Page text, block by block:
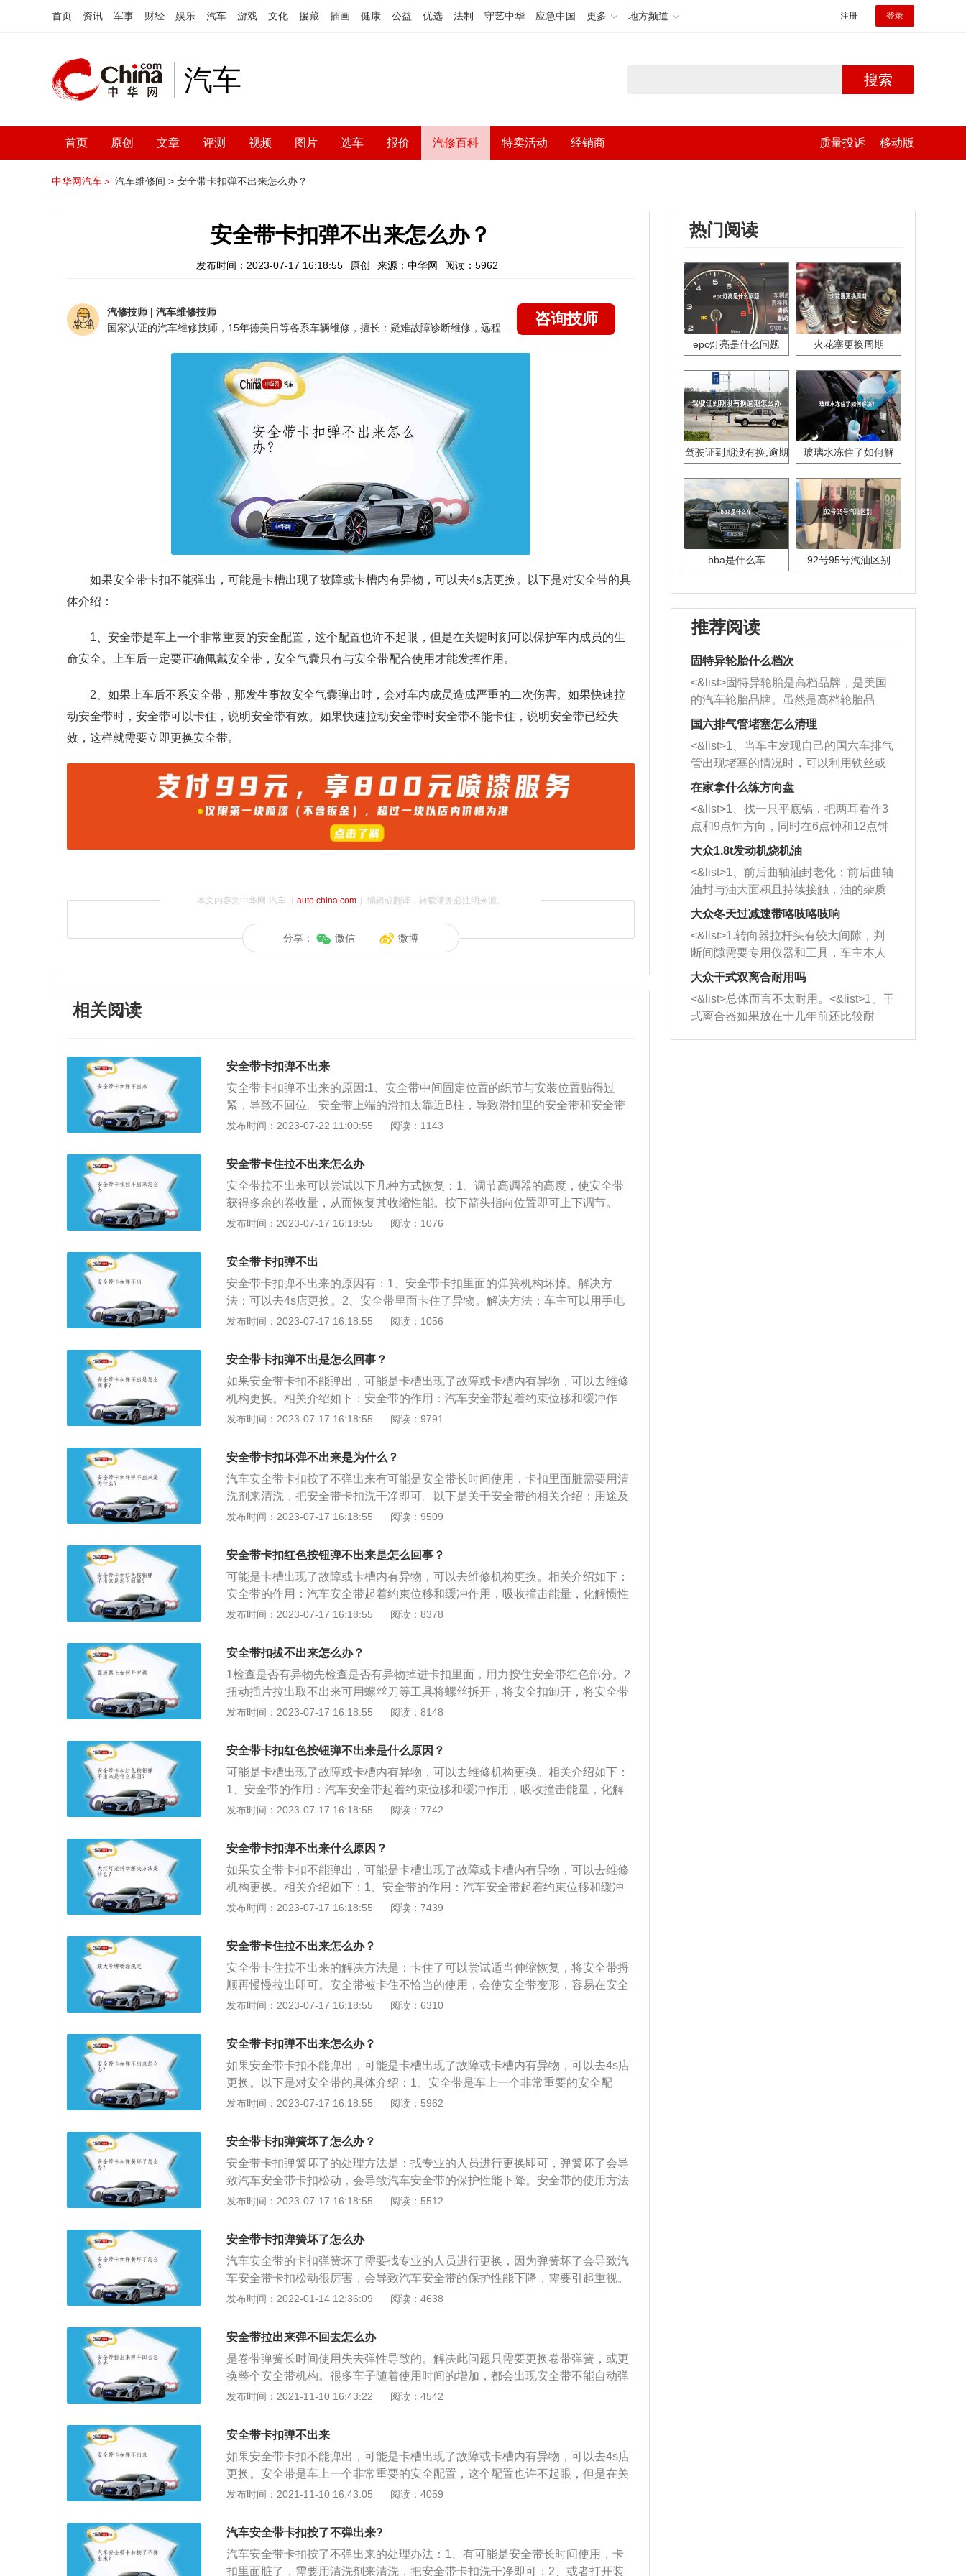
首页 资讯 军事 财经 娱乐 汽车 游戏 文化 援藏 插画 健康 公益 优选 法制 守艺中华 应急中国 更多 地方频道 注册 登录
汽车 搜索
首页 原创 文章 评测 视频 图片 选车 报价 汽修百科 特卖活动 经销商 质量投诉 移动版
中华网汽车＞ 汽车维修间 > 安全带卡扣弹不出来怎么办？
安全带卡扣弹不出来怎么办？
发布时间：2023-07-17 16:18:55 原创 来源：中华网 阅读：5962
汽修技师 | 汽车维修技师
咨询技师
如果安全带卡扣不能弹出，可能是卡槽出现了故障或卡槽内有异物，可以去4s店更换。以下是对安全带的具
体介绍：
1、安全带是车上一个非常重要的安全配置，这个配置也许不起眼，但是在关键时刻可以保护车内成员的生
命安全。上车后一定要正确佩戴安全带，安全气囊只有与安全带配合使用才能发挥作用。
2、如果上车后不系安全带，那发生事故安全气囊弹出时，会对车内成员造成严重的二次伤害。如果快速拉
动安全带时，安全带可以卡住，说明安全带有效。如果快速拉动安全带时安全带不能卡住，说明安全带已经失
效，这样就需要立即更换安全带。
本文内容为中华网·汽车（ auto.china.com）编辑或翻译，转载请务必注明来源。
分享： 微信 微博
相关阅读
安全带卡扣弹不出来
安全带卡扣弹不出来的原因:1、安全带中间固定位置的织节与安装位置贴得过
紧，导致不回位。安全带上端的滑扣太靠近B柱，导致滑扣里的安全带和安全带
卷收盒里的安全带不在一条直线上，自动回缩的时候造成卡滞收不回去。解决方
弹。①卷收器弹簧脱槽，卷收器弹簧折断，卷收器齿轮破损等都导致卷收器不能
使织带回弹。解决方法：及时检查维修更换卷收器弹簧，卷收器齿轮等。图三②
卷收器进口位置太脏导致织带卡死。解决方法：用化油器强力清洗剂或是立白洗
洁精，擦干净即可。严重及时更换卷收器。3、锁扣位置未彻底解除锁止:[1]、可
能是车辆的锁止器损坏，导致车辆关门后无法上锁。解决方法：车主需要将车辆
拉力不足。解决方法：需要更换新的电机。[3]、可能是门锁处的锁扣位置，出现
了移动的情况。解决方法:需要重新调整锁扣的位置4、可能是门锁的阻力增大，
可能是卡住了异物，或者是出现了生锈的情况，需要及时清除，如果门锁生锈严
常重要的安全配置，这个配置也许不起眼，但是在关键时刻可以保护车内成员的
发挥作用。如果上车后不系安全带，那发生事故安全气囊弹出时，会对车内成员
造成严重的二次伤害。如果快速拉动安全带时，安全带可以卡住，说明安全带是
有效的。如果快速拉动安全带时安全带不能卡住，说明安全带已经失效，这样就
需要立即更换安全带，失效的安全带在发生事故时是没有用的。安全带长时间使
安全带，为了避免车内响起提示音还会使用安全带卡扣，这样的做法是不可取
的，建议所有驾驶员朋友们上车后先系好安全带。在一些关键时刻，不系安全带
是有生命危险的。
发布时间：2023-07-22 11:00:55 阅读：1143
安全带卡住拉不出来怎么办
安全带拉不出来可以尝试以下几种方式恢复：1、调节高调器的高度，使安全带
获得多余的卷收量，从而恢复其收缩性能。按下箭头指向位置即可上下调节。
2、捋顺安全带，在安全带出入口处慢慢地来回拉伸，待安全带伸缩恢复平顺
桥接的地方出现了机械故障，这种情况需要到4S进行拆卸检查，维修。安全带拉
不出来，很多情况下是因为在使用的时候抽出太快导致的，安全带结构中的卷收
器有锁止功能，一旦遇到强大的冲击，安全带的棘爪就会把齿轮锁死，从而把人
固定在座位上。因此当安全带拉不出来的时候，切勿用力拽，这样安全带只会越
拉越紧。正确使用安全带的方法：使用安全带不单单是拉上带子，插到卡扣这么
带的保护效果有一定的影响。座椅靠背角度应尽量垂直地面，在急刹车时靠背能
给乘客提供最有效的支撑，安全带也能充分发挥其作用。安全带要从肩部中央跨
过，在汽车急刹车时，安全带位置太高有可能会割伤颈部，太低又不能限制身体
其是在汽车碰撞的时候，人因为惯性的原因会向前冲，这时候安全带就起到了作
安全带的人跟不佩戴安全带的人受到的伤害都是不同的，佩戴安全带可以减少伤
亡的几率，不佩戴安全带是很有可能发生严重的伤亡。尤其是驾驶员在开车的时
候一定要佩戴上安全带，这样可以极大程度的保护驾驶员的行车安全。汽车的安
全带是世界上公认的最廉价也是最有效的安全装置，在车辆的装备中很多国家是
分管理办法》第十二条机动车驾驶人有下列交通违法行为之一，一次记1分：
（一）驾驶校车、中型以上载客载货汽车、危险物品运输车辆在高速公路、城市
快速路以外的道路上行驶超过规定时速百分之十以上未达到百分之二十的；
（二）驾驶机动车不按规定会车，或者在高速公路、城市快速路以外的道路上不
按规定倒车、掉头的；（三）驾驶机动车不按规定使用灯光的；（四）驾驶机动
过规定的；（六）驾驶载货汽车载物超过最大允许总质量未达到百分之三十的；
（七）驾驶未按规定定期进行安全技术检验的公路客运汽车、旅游客运汽车、危
险物品运输车辆以外的机动车上道路行驶的；（八）驾驶擅自改变已登记的结
时，机动车驾驶人未按规定系安全带的；（十）驾驶摩托车，不戴安全头盔的。
发布时间：2023-07-17 16:18:55 阅读：1076
安全带卡扣弹不出
安全带卡扣弹不出来的原因有：1、安全带卡扣里面的弹簧机构坏掉。解决方
法：可以去4s店更换。2、安全带里面卡住了异物。解决方法：车主可以用手电
筒照一下，看看有没有办法将异物弄出来。3、安全带卡扣内进水导致卡扣生
可能不起眼，但关键时刻可以保护车内成员的生命安全。汽车安全带是为了在碰
撞时对乘员进行约束以及避免碰撞时乘员与方向盘及仪表板等发生二次碰撞或避
免碰撞时冲出车外导致死伤的安全装置。安全带如果出现故障，那么对于驾驶人
员的安全性有所降低。
发布时间：2023-07-17 16:18:55 阅读：1056
安全带卡扣弹不出是怎么回事？
如果安全带卡扣不能弹出，可能是卡槽出现了故障或卡槽内有异物，可以去维修
机构更换。相关介绍如下：安全带的作用：汽车安全带起着约束位移和缓冲作
用，吸收撞击能量，化解惯性力，避免或减轻驾乘人员受伤的程度。在车辆发生
员牢牢地拴在座椅上，防止发生二次碰撞。安全带的重要性：安全带已成为驾驶
员和乘员首要考虑的问题，也是汽车最重要的性能之一。
发布时间：2023-07-17 16:18:55 阅读：9791
安全带卡扣坏弹不出来是为什么？
汽车安全带卡扣按了不弹出来有可能是安全带长时间使用，卡扣里面脏需要用清
洗剂来清洗，把安全带卡扣洗干净即可。以下是关于安全带的相关介绍：用途及
原料：安全带是运用在设备上的安全件，乘坐飞机等飞行器，或在高空作业与进
单指织带，除了织带，安全带还有其余零件组装而成。类型：根据操作、穿戴类
型的不同，可以分为全身安全带及半身安全带。安全带的参数为工作拉力（W
S）及爆破拉力(BS)。根据不同的标准及生产厂家，参数也不尽相同。
发布时间：2023-07-17 16:18:55 阅读：9509
安全带卡扣红色按钮弹不出来是怎么回事？
可能是卡槽出现了故障或卡槽内有异物，可以去维修机构更换。相关介绍如下：
安全带的作用：汽车安全带起着约束位移和缓冲作用，吸收撞击能量，化解惯性
力，避免或减轻驾乘人员受伤的程度。在车辆发生碰撞或使用紧急制动，预紧装
生二次碰撞。安全带的重要性：安全带已成为驾驶员和乘员首要考虑的问题，也
是汽车最重要的性能之一。
发布时间：2023-07-17 16:18:55 阅读：8378
安全带扣拔不出来怎么办？
1检查是否有异物先检查是否有异物掉进卡扣里面，用力按住安全带红色部分。2
扭动插片拉出取不出来可用螺丝刀等工具将螺丝拆开，将安全扣卸开，将安全带
拔出。
发布时间：2023-07-17 16:18:55 阅读：8148
安全带卡扣红色按钮弹不出来是什么原因？
可能是卡槽出现了故障或卡槽内有异物，可以去维修机构更换。相关介绍如下：
1、安全带的作用：汽车安全带起着约束位移和缓冲作用，吸收撞击能量，化解
惯性力，避免或减轻驾乘人员受伤的程度。在车辆发生碰撞或使用紧急制动，预
止发生二次碰撞。2、安全带的重要性：安全带已成为驾驶员和乘员首要考虑的
问题，也是汽车最重要的性能之一。
发布时间：2023-07-17 16:18:55 阅读：7742
安全带卡扣弹不出来什么原因？
如果安全带卡扣不能弹出，可能是卡槽出现了故障或卡槽内有异物，可以去维修
机构更换。相关介绍如下：1、安全带的作用：汽车安全带起着约束位移和缓冲
作用，吸收撞击能量，化解惯性力，避免或减轻驾乘人员受伤的程度。在车辆发
乘员牢牢地拴在座椅上，防止发生二次碰撞。2、安全带的重要性：安全带已成
为驾驶员和乘员首要考虑的问题，也是汽车最重要的性能之一。
发布时间：2023-07-17 16:18:55 阅读：7439
安全带卡住拉不出来怎么办？
安全带卡住拉不出来的解决方法是：卡住了可以尝试适当伸缩恢复，将安全带捋
顺再慢慢拉出即可。安全带被卡住不恰当的使用，会使安全带变形，容易在安全
带出入口的地方发生卡塞现象。安全带是一种车辆安全装置，旨在保护车辆乘员
撞击危险的二次撞击力来降低交通碰撞中死亡或重伤的可能性，通过使乘员正确
定位，以确保气囊的最大效能，并防止乘员在碰撞中被从车辆中弹出或车辆翻
滚。
发布时间：2023-07-17 16:18:55 阅读：6310
安全带卡扣弹不出来怎么办？
如果安全带卡扣不能弹出，可能是卡槽出现了故障或卡槽内有异物，可以去4s店
更换。以下是对安全带的具体介绍：1、安全带是车上一个非常重要的安全配
置，这个配置也许不起眼，但是在关键时刻可以保护车内成员的生命安全。上车
如果上车后不系安全带，那发生事故安全气囊弹出时，会对车内成员造成严重的
二次伤害。如果快速拉动安全带时，安全带可以卡住，说明安全带有效。如果快
速拉动安全带时安全带不能卡住，说明安全带已经失效，这样就需要立即更换安
全带。
发布时间：2023-07-17 16:18:55 阅读：5962
安全带卡扣弹簧坏了怎么办？
安全带卡扣弹簧坏了的处理方法是：找专业的人员进行更换即可，弹簧坏了会导
致汽车安全带卡扣松动，会导致汽车安全带的保护性能下降。安全带的使用方法
是：1、拉出安全带将卡扣片与卡扣处卡紧，确保安全带拴住身体；2、调整腰带
安全带是否牢固，确保安全带性能正常；5、握住卡扣片按下释放键将安全带送
回卷收器中，将卡扣片置于收藏位置。
发布时间：2023-07-17 16:18:55 阅读：5512
安全带卡扣弹簧坏了怎么办
汽车安全带的卡扣弹簧坏了需要找专业的人员进行更换，因为弹簧坏了会导致汽
车安全带卡扣松动很厉害，会导致汽车安全带的保护性能下降，需要引起重视。
使用安全带可以保证车上乘客和驾驶员在汽车遭受猛烈撞击时防止乘客被安全气
马上停止运动，由于惯性车内乘客会继续向前运动。在车内与汽车进行撞击，严
重的可能将挡风玻璃撞碎向前飞出，严重危害车内乘客的安全。所以我国公安部
门要求车内驾驶员和前排的乘客必须使用安全带，在交通事故发生时，可以起到
缓冲的作用，防止二次伤害，仪表盘上的安全带指示都是用于提醒驾驶员床上安
全带的使用状况，当灯亮起时需要确认安全带，佩戴完好才能起步。
发布时间：2022-01-14 12:36:09 阅读：4638
安全带拉出来弹不回去怎么办
是卷带弹簧长时间使用失去弹性导致的。解决此问题只需要更换卷带弹簧，或更
换整个安全带机构。很多车子随着使用时间的增加，都会出现安全带不能自动弹
回去的问题。有些是因为安全带脏污导致安全带变硬，这种情况只需要清洁安全
带弹簧。如果更换卷带弹簧解决不了问题，那么就需要更换整个安全带机构。安
全带的作用是十分重要的。在出现碰撞事故时，安全带起到限位作用，可以把乘
员固定在座椅上，防止弹出的安全气囊对乘员造成二次伤害。并且安全带还可以
避免车内成员在发生事故时在车内被撞来撞去。如果没有正确佩戴安全带，在发
生事故时，车内乘员会遭受到严重的二次伤害。所以开车之前，一定要佩戴好安
失效时，可以快速用力的拉安全带，如果安全带会被卡住拉不动，证明安全带是
有效的。如果安全带不会被卡住，那么这个安全带已经失效，建议及时去进行更
换。如果不更换，发生事故时会导致严重后果。
发布时间：2021-11-10 16:43:22 阅读：4542
安全带卡扣弹不出来
如果安全带卡扣不能弹出，可能是卡槽出现了故障或卡槽内有异物，可以去4s店
更换。安全带是车上一个非常重要的安全配置，这个配置也许不起眼，但是在关
键时刻可以保护车内成员的生命安全。上车后一定要正确佩戴安全带，安全气囊
气囊弹出时，会对车内成员造成严重的二次伤害。如果快速拉动安全带时，安全
带可以卡住，说明安全带是有效的。如果快速拉动安全带时安全带不能卡住，说
明安全带已经失效，这样就需要立即更换安全带，失效的安全带在发生事故时是
发布时间：2021-11-10 16:43:05 阅读：4059
汽车安全带卡扣按了不弹出来?
汽车安全带卡扣按了不弹出来的处理办法：1、有可能是安全带长时间使用，卡
扣里面脏了，需要用清洗剂来清洗，把安全带卡扣洗干净即可；2、或者打开装
热门阅读
epc灯亮是什么问题 火花塞更换周期
驾驶证到期没有换,逾期
玻璃水冻住了如何解
bba是什么车 92号95号汽油区别
推荐阅读
固特异轮胎什么档次
<&list>固特异轮胎是高档品牌，是美国
的汽车轮胎品牌。虽然是高档轮胎品
牌，但是中高低端的轮胎都有生产，这
也是为了更好的开拓市场。
国六排气管堵塞怎么清理
<&list>1、当车主发现自己的国六车排气
管出现堵塞的情况时，可以利用铁丝或
者是细棍，直接将杂物给取出来，如果
堵塞情况比较严重，也可以采取应急措
施。 <&list>2、直接利用木棍将所有的
杂物推到排气管里面的位置处，然后将
三元催化器拆解开，就可以将堵塞的东
西取出来。但如果是因为积碳过多引起
的堵塞，就需要将三元催化器泡在草酸
洗剂对堵塞的情况得到解决，将清洗剂
放在燃油箱中，与燃油混合后，车辆启
动时，就可以和汽油一起进入到燃烧
室，最后形成废气排出，就可以让三元
催化器得到清洗，排气管堵塞的情况就
能够得到解决。
在家拿什么练方向盘
<&list>1、找一只平底锅，把两耳看作3
点和9点钟方向，同时在6点钟和12点钟
方向做一个标记。 <&list>2、双手握住
一圈半的练习，往右同样也要打相同的
圈数。 <&list>3、最后强调要反复练
习，这样就可以形成肌肉记忆，在真实
驾驶车辆时，不需要记忆也能打好方
向。
大众1.8t发动机烧机油
<&list>1、前后曲轴油封老化：前后曲轴
油封与油大面积且持续接触，油的杂质
和发动机内持续温度变化使其密封效果
逐渐减弱，导致渗油或漏油。<&list>2、
活塞间隙过大：积碳会使活塞环与缸体
的间隙扩大，导致机油流入燃烧室中，
造成烧机油。<&list>3、机油粘度。使用
机油粘度过小的话，同样会有烧机油现
象，机油粘度过小具有很好的流动性，
大众冬天过减速带咯吱咯吱响
<&list>1.转向器拉杆头有较大间隙，判
断间隙需要专用仪器和工具，车主本人
无法制作，需要将车辆送到修理厂或4s
店；<&list>2.车辆半轴套管防尘罩破
裂，破裂后会出现漏油现象，使半轴磨
损严重，磨损的半轴容易损坏，产生异
响；<&list>3.稳定器的转向胶套和球头
大众干式双离合耐用吗
<&list>总体而言不太耐用。<&list>1、干
式离合器如果放在十几年前还比较耐